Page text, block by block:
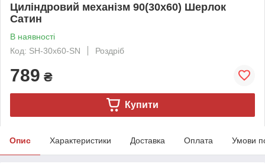
Циліндровий механізм 90(30x60) Шерлок
Сатин
В наявності
Код: SH-30x60-SN
Роздріб
789 ₴
Купити
Опис Характеристики Доставка Оплата Умови